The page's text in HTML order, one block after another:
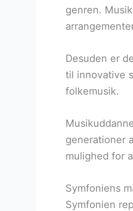
genren.
Desuden er
til innovative
folkemusik.
generationer
mulighed for
Symfoniens
Symfonien